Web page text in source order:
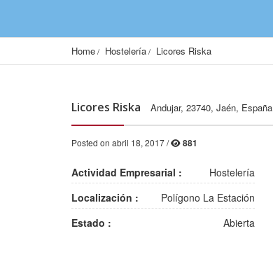
Home Hostelería Licores Riska
Licores Riska Andujar, 23740, Jaén, España
Posted on abril 18, 2017 / 881
Actividad Empresarial :
Hostelería
Localización :
Polígono La Estación
Estado :
Abierta